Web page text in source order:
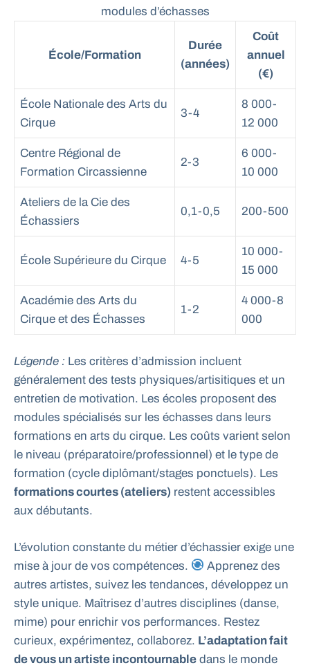
modules d’échasses
École/Formation
Durée
(années)
Coût
annuel
(€)
École Nationale des Arts du
Cirque
3-4
8 000-
12 000
Centre Régional de
Formation Circassienne
2-3
6 000-
10 000
Ateliers de la Cie des
Échassiers
0,1-0,5 200-500
École Supérieure du Cirque 4-5
10 000-
15 000
Académie des Arts du
Cirque et des Échasses
1-2
4 000-8
000
Légende : Les critères d’admission incluent
généralement des tests physiques/artisitiques et un
entretien de motivation. Les écoles proposent des
modules spécialisés sur les échasses dans leurs
formations en arts du cirque. Les coûts varient selon
le niveau (préparatoire/professionnel) et le type de
formation (cycle diplômant/stages ponctuels). Les
formations courtes (ateliers) restent accessibles
aux débutants.
L’évolution constante du métier d’échassier exige une
mise à jour de vos compétences.
Apprenez des
autres artistes, suivez les tendances, développez un
style unique. Maîtrisez d’autres disciplines (danse,
mime) pour enrichir vos performances. Restez
curieux, expérimentez, collaborez. L’adaptation fait
de vous un artiste incontournable dans le monde